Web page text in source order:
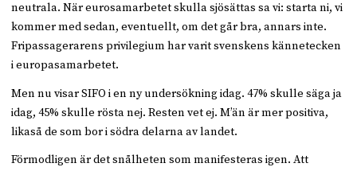
neutrala. När eurosamarbetet skulla sjösättas sa vi: starta ni, vi
kommer med sedan, eventuellt, om det går bra, annars inte.
Fripassagerarens privilegium har varit svenskens kännetecken
i europasamarbetet.
Men nu visar SIFO i en ny undersökning idag. 47% skulle säga ja
idag, 45% skulle rösta nej. Resten vet ej. M’än är mer positiva,
likaså de som bor i södra delarna av landet.
Förmodligen är det snålheten som manifesteras igen. Att